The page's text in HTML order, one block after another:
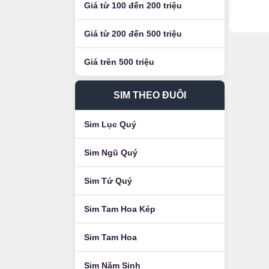
Giá từ 100 đến 200 triệu
Giá từ 200 đến 500 triệu
Giá trên 500 triệu
SIM THEO ĐUÔI
Sim Lục Quý
Sim Ngũ Quý
Sim Tứ Quý
Sim Tam Hoa Kép
Sim Tam Hoa
Sim Năm Sinh